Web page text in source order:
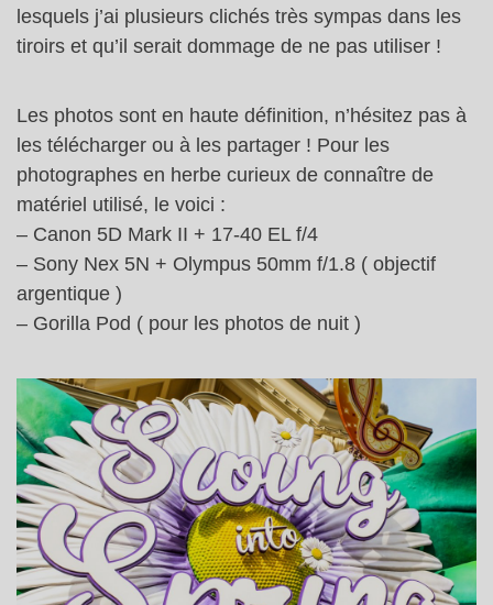
lesquels j’ai plusieurs clichés très sympas dans les
tiroirs et qu’il serait dommage de ne pas utiliser !
Les photos sont en haute définition, n’hésitez pas à
les télécharger ou à les partager ! Pour les
photographes en herbe curieux de connaître de
matériel utilisé, le voici :
– Canon 5D Mark II + 17-40 EL f/4
– Sony Nex 5N + Olympus 50mm f/1.8 ( objectif
argentique )
– Gorilla Pod ( pour les photos de nuit )